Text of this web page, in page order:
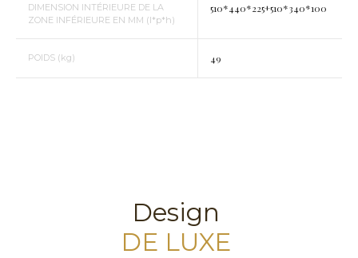
DIMENSION INTÉRIEURE DE LA
ZONE INFÉRIEURE EN MM (l*p*h)
510*440*225+510*340*100
POIDS (kg) 49
Design
DE LUXE